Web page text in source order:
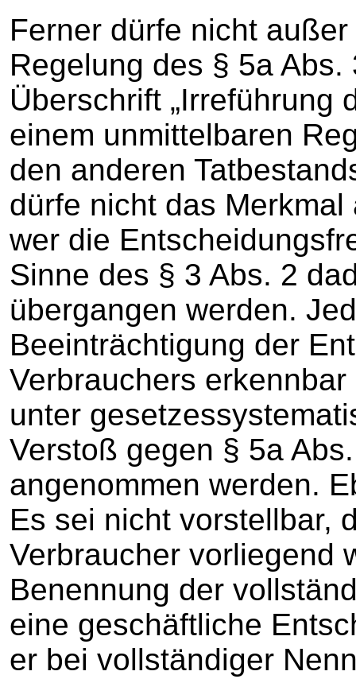
Ferner dürfe nicht
Regelung des § 5a
Überschrift „Irreführung
einem unmittelbaren
den anderen
dürfe nicht das
wer die
Sinne des § 3 Abs. 2
übergangen werden.
Beeinträchtigung der
Verbrauchers
unter
Verstoß gegen § 5a
angenommen werden.
Es sei nicht vorstellbar,
Verbraucher vorliegend
Benennung der
eine geschäftliche
er bei vollständiger